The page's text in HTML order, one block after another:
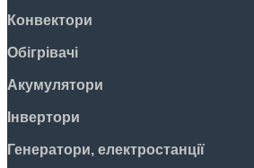
Конвектори
Обігрівачі
Акумулятори
Інвертори
Генератори, електростанції